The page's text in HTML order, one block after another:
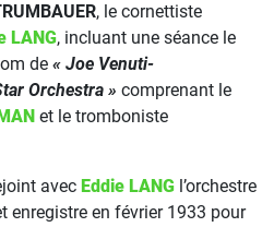
, le cornettiste
LANG, incluant une séance le
de « Joe Venuti-
Orchestra » comprenant le
et le tromboniste
avec Eddie LANG l’orchestre
enregistre en février 1933 pour